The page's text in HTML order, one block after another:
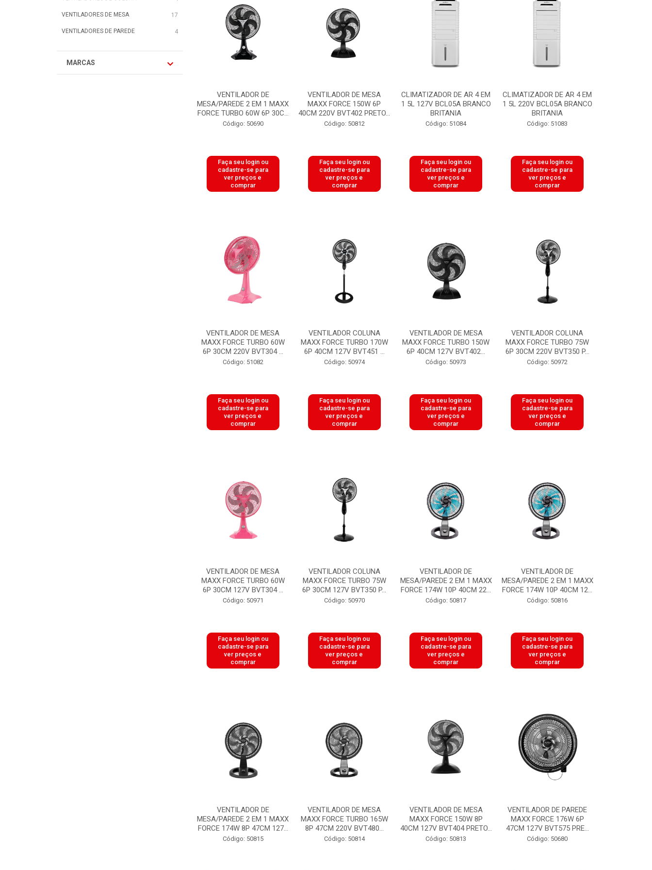
VENTILADORES DE MESA 17
VENTILADORES DE PAREDE 4
MARCAS
VENTILADOR DE
MESA/PAREDE 2 EM 1 MAXX
FORCE TURBO 60W 6P 30C...
Código: 50690
Faça seu login ou
cadastre-se para
ver preços e
comprar
VENTILADOR DE MESA
MAXX FORCE 150W 6P
40CM 220V BVT402 PRETO...
Código: 50812
Faça seu login ou
cadastre-se para
ver preços e
comprar
CLIMATIZADOR DE AR 4 EM
1 5L 127V BCL05A BRANCO
BRITANIA
Código: 51084
Faça seu login ou
cadastre-se para
ver preços e
comprar
CLIMATIZADOR DE AR 4 EM
1 5L 220V BCL05A BRANCO
BRITANIA
Código: 51083
Faça seu login ou
cadastre-se para
ver preços e
comprar
VENTILADOR DE MESA
MAXX FORCE TURBO 60W
6P 30CM 220V BVT304 ...
Código: 51082
Faça seu login ou
cadastre-se para
ver preços e
comprar
VENTILADOR COLUNA
MAXX FORCE TURBO 170W
6P 40CM 127V BVT451 ...
Código: 50974
Faça seu login ou
cadastre-se para
ver preços e
comprar
VENTILADOR DE MESA
MAXX FORCE TURBO 150W
6P 40CM 127V BVT402...
Código: 50973
Faça seu login ou
cadastre-se para
ver preços e
comprar
VENTILADOR COLUNA
MAXX FORCE TURBO 75W
6P 30CM 220V BVT350 P...
Código: 50972
Faça seu login ou
cadastre-se para
ver preços e
comprar
VENTILADOR DE MESA
MAXX FORCE TURBO 60W
6P 30CM 127V BVT304 ...
Código: 50971
Faça seu login ou
cadastre-se para
ver preços e
comprar
VENTILADOR COLUNA
MAXX FORCE TURBO 75W
6P 30CM 127V BVT350 P...
Código: 50970
Faça seu login ou
cadastre-se para
ver preços e
comprar
VENTILADOR DE
MESA/PAREDE 2 EM 1 MAXX
FORCE 174W 10P 40CM 22...
Código: 50817
Faça seu login ou
cadastre-se para
ver preços e
comprar
VENTILADOR DE
MESA/PAREDE 2 EM 1 MAXX
FORCE 174W 10P 40CM 12...
Código: 50816
Faça seu login ou
cadastre-se para
ver preços e
comprar
VENTILADOR DE
MESA/PAREDE 2 EM 1 MAXX
FORCE 174W 8P 47CM 127...
Código: 50815
VENTILADOR DE MESA
MAXX FORCE TURBO 165W
8P 47CM 220V BVT480...
Código: 50814
VENTILADOR DE MESA
MAXX FORCE 150W 8P
40CM 127V BVT404 PRETO...
Código: 50813
VENTILADOR DE PAREDE
MAXX FORCE 176W 6P
47CM 127V BVT575 PRE...
Código: 50680